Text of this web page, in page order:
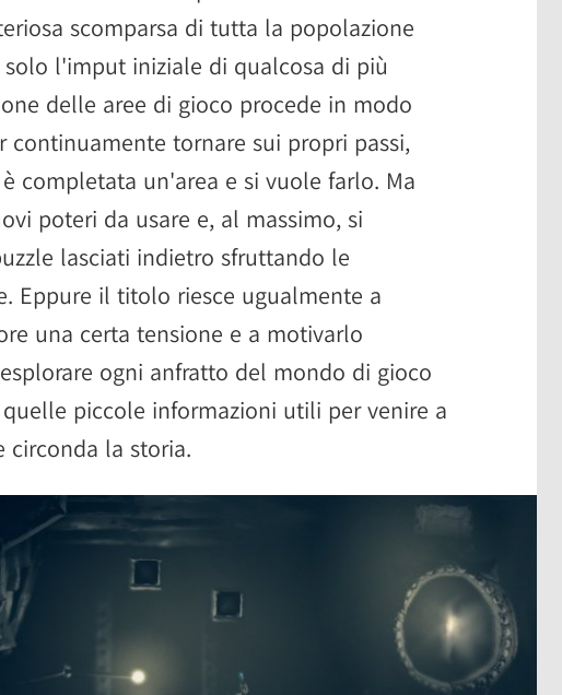
scomparsa di tutta la popolazione
l'imput iniziale di qualcosa di più
delle aree di gioco procede in modo
continuamente tornare sui propri passi,
completata un'area e si vuole farlo. Ma
poteri da usare e, al massimo, si
lasciati indietro sfruttando le
Eppure il titolo riesce ugualmente a
una certa tensione e a motivarlo
ogni anfratto del mondo di gioco
piccole informazioni utili per venire a
circonda la storia.